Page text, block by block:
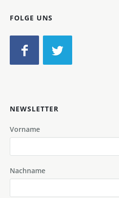
FOLGE UNS
NEWSLETTER
Vorname
Nachname